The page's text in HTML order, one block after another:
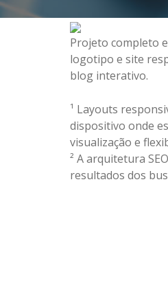
Projeto completo
logotipo e site
blog interativo.
¹ Layouts
dispositivo onde
visualização e
² A arquitetura
resultados dos